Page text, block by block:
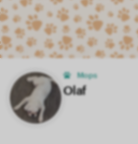
Mops
Olaf